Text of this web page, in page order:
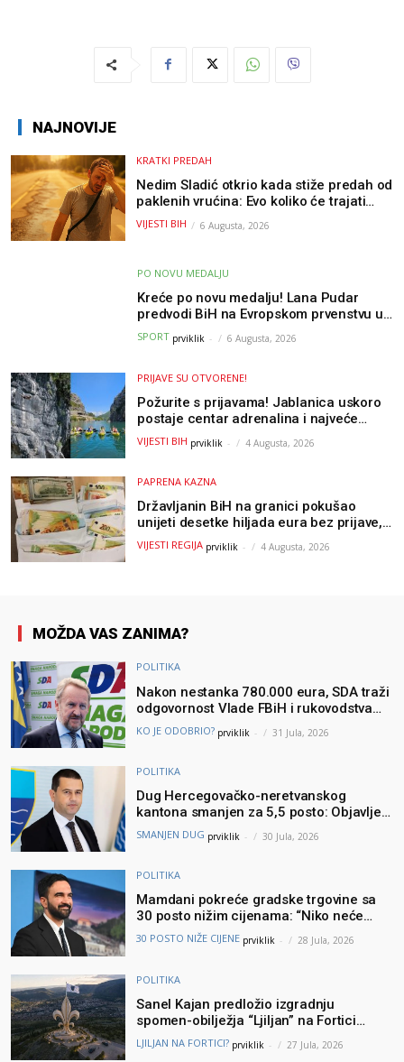
NAJNOVIJE
KRATKI PREDAH
Nedim Sladić otkrio kada stiže predah od
paklenih vrućina: Evo koliko će trajati
osvježenje u BiH
VIJESTI BIH 6 Augusta, 2026
PO NOVU MEDALJU
Kreće po novu medalju! Lana Pudar
predvodi BiH na Evropskom prvenstvu u
Parizu
SPORT prviklik - 6 Augusta, 2026
PRIJAVE SU OTVORENE!
Požurite s prijavama! Jablanica uskoro
postaje centar adrenalina i najveće
outdoor avanture ovog ljeta
VIJESTI BIH prviklik - 4 Augusta, 2026
PAPRENA KAZNA
Državljanin BiH na granici pokušao
unijeti desetke hiljada eura bez prijave,
uslijedila “paprena” kazna
VIJESTI REGIJA prviklik - 4 Augusta, 2026
MOŽDA VAS ZANIMA?
POLITIKA
Nakon nestanka 780.000 eura, SDA traži
odgovornost Vlade FBiH i rukovodstva
Igmana
KO JE ODOBRIO? prviklik - 31 Jula, 2026
POLITIKA
Dug Hercegovačko-neretvanskog
kantona smanjen za 5,5 posto: Objavljeni
najnoviji podaci Ministarstva finansija
SMANJEN DUG prviklik - 30 Jula, 2026
POLITIKA
Mamdani pokreće gradske trgovine sa
30 posto nižim cijenama: “Niko neće
brinuti može li prehraniti svoju porodicu”
30 POSTO NIŽE CIJENE prviklik - 28 Jula, 2026
POLITIKA
Sanel Kajan predložio izgradnju
spomen-obilježja “Ljiljan” na Fortici
iznad Mostara – Podšku ideji dao i
Muhamed ef. Velić
LJILJAN NA FORTICI? prviklik - 27 Jula, 2026